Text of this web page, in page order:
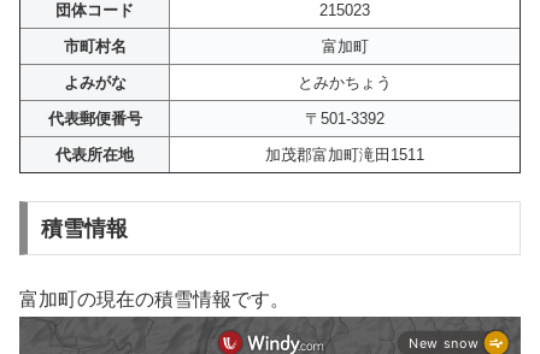
団体コード
215023
市町村名
富加町
よみがな
とみかちょう
代表郵便番号
〒501-3392
代表所在地
加茂郡富加町滝田1511
積雪情報
富加町の現在の積雪情報です。